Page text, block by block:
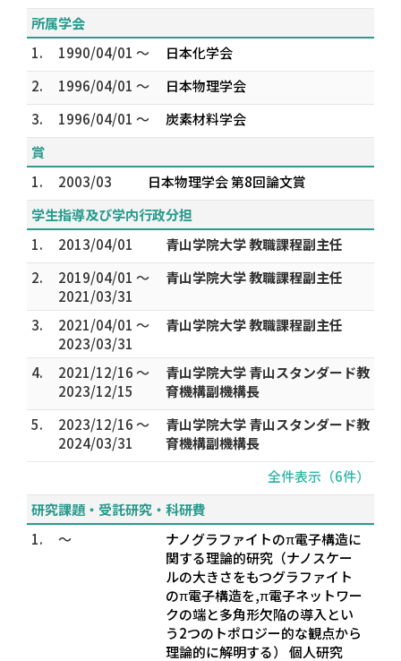
所属学会
1.
1990/04/01 ～
日本化学会
2.
1996/04/01 ～
日本物理学会
3.
1996/04/01 ～
炭素材料学会
賞
1.
2003/03
日本物理学会 第8回論文賞
学生指導及び学内行政分担
1.
2013/04/01
青山学院大学 教職課程副主任
2.
2019/04/01 ～
2021/03/31
青山学院大学 教職課程副主任
3.
2021/04/01 ～
2023/03/31
青山学院大学 教職課程副主任
4.
2021/12/16 ～
2023/12/15
青山学院大学 青山スタンダード教
育機構副機構長
5.
2023/12/16 ～
2024/03/31
青山学院大学 青山スタンダード教
育機構副機構長
全件表示（6件）
研究課題・受託研究・科研費
1.
～
ナノグラファイトのπ電子構造に
関する理論的研究（ナノスケー
ルの大きさをもつグラファイト
のπ電子構造を,π電子ネットワー
クの端と多角形欠陥の導入とい
う2つのトポロジー的な観点から
理論的に解明する） 個人研究